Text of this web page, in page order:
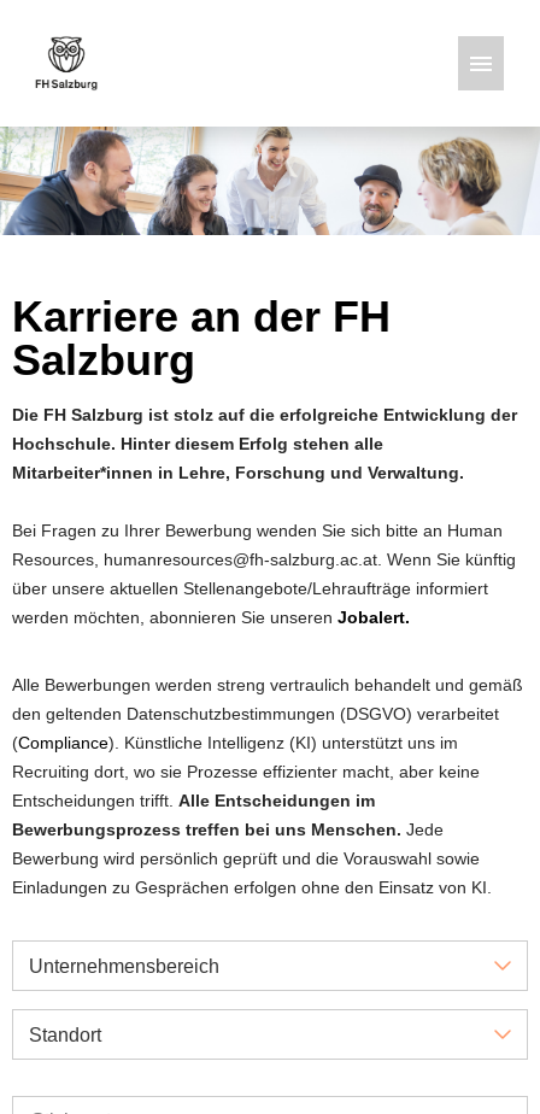
Deutsch Englisch
Stellenangebote
Karriere an der FH
Salzburg
Die FH Salzburg ist stolz auf die erfolgreiche Entwicklung der
Hochschule. Hinter diesem Erfolg stehen alle
Mitarbeiter*innen in Lehre, Forschung und Verwaltung.
Bei Fragen zu Ihrer Bewerbung wenden Sie sich bitte an Human
Resources, humanresources@fh-salzburg.ac.at. Wenn Sie künftig
über unsere aktuellen Stellenangebote/Lehraufträge informiert
werden möchten, abonnieren Sie unseren Jobalert.
Alle Bewerbungen werden streng vertraulich behandelt und gemäß
den geltenden Datenschutzbestimmungen (DSGVO) verarbeitet
(Compliance). Künstliche Intelligenz (KI) unterstützt uns im
Recruiting dort, wo sie Prozesse effizienter macht, aber keine
Entscheidungen trifft. Alle Entscheidungen im
Bewerbungsprozess treffen bei uns Menschen. Jede
Bewerbung wird persönlich geprüft und die Vorauswahl sowie
Einladungen zu Gesprächen erfolgen ohne den Einsatz von KI.
Unternehmensbereich
Standort